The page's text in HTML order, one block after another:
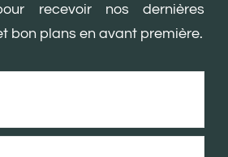
recevoir nos dernières
bon plans en avant première.